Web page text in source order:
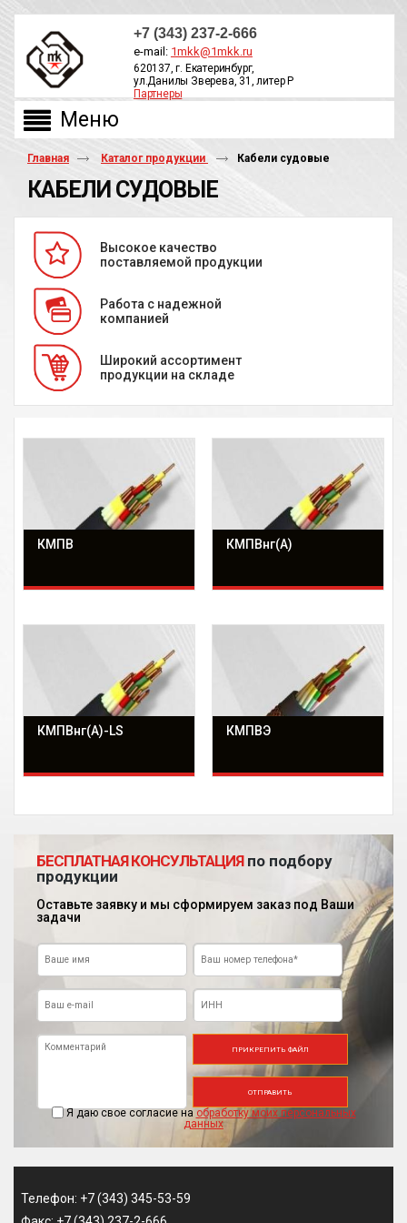
+7 (343) 237-2-666
e-mail: 1mkk@1mkk.ru
620137, г. Екатеринбург,
ул.Данилы Зверева, 31, литер Р
Партнеры
Главная Каталог продукции Кабели судовые
КАБЕЛИ СУДОВЫЕ
Высокое качество
поставляемой продукции
Работа с надежной
компанией
Широкий ассортимент
продукции на складе
КМПВ КМПВнг(А)
КМПВнг(А)-LS КМПВЭ
БЕСПЛАТНАЯ КОНСУЛЬТАЦИЯпо подбору
продукции
Оставьте заявку и мы сформируем заказ под Ваши
задачи
ПРИКРЕПИТЬ ФАЙЛ
Я даю свое согласие на обработку моих персональных
данных
ОТПРАВИТЬ
Телефон: +7 (343) 345-53-59